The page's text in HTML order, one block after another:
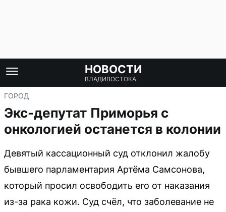
НОВОСТИ
ВЛАДИВОСТОКА
ГОРОД
Экс-депутат Приморья с
онкологией останется в колонии
Девятый кассационный суд отклонил жалобу
бывшего парламентария Артёма Самсонова,
который просил освободить его от наказания
из-за рака кожи. Суд счёл, что заболевание не